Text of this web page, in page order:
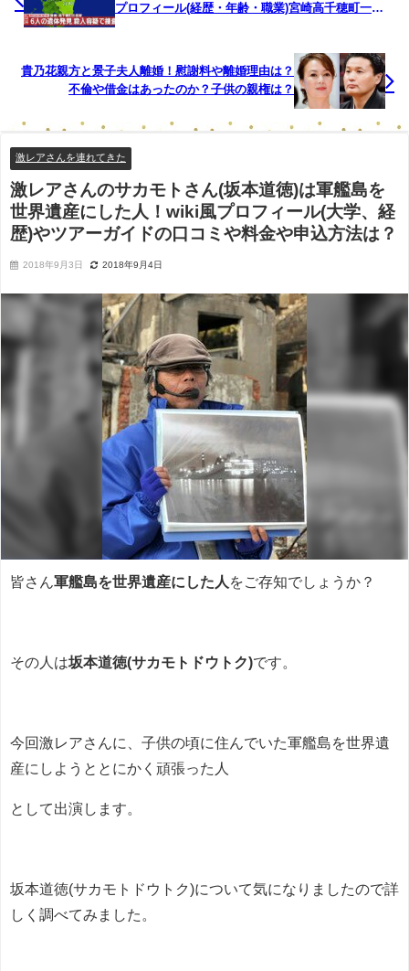
プロフィール(経歴・年齢・職業)宮崎高千穂町一家
貴乃花親方と景子夫人離婚！慰謝料や離婚理由は？
不倫や借金はあったのか？子供の親権は？
激レアさんを連れてきた
激レアさんのサカモトさん(坂本道徳)は軍艦島を
世界遺産にした人！wiki風プロフィール(大学、経
歴)やツアーガイドの口コミや料金や申込方法は？
2018年9月3日 2018年9月4日
皆さん 軍艦島を世界遺産にした人 をご存知でしょうか？
その人は坂本道徳(サカモトドウトク)です。
今回激レアさんに、子供の頃に住んでいた軍艦島を世界遺
産にしようととにかく頑張った人
として出演します。
坂本道徳(サカモトドウトク)について気になりましたので詳
しく調べてみました。